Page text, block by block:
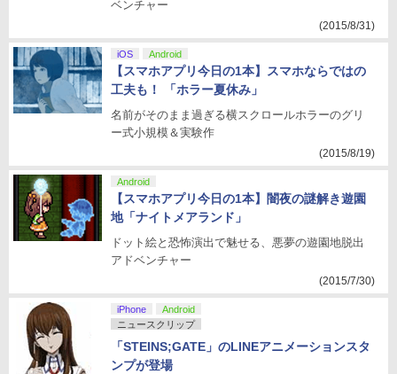
ベンチャー
(2015/8/31)
iOS Android
【スマホアプリ今日の1本】スマホならではの
工夫も！ 「ホラー夏休み」
名前がそのまま過ぎる横スクロールホラーのグリ
ー式小規模＆実験作
(2015/8/19)
Android
【スマホアプリ今日の1本】闇夜の謎解き遊園
地「ナイトメアランド」
ドット絵と恐怖演出で魅せる、悪夢の遊園地脱出
アドベンチャー
(2015/7/30)
iPhone
Android
ニュースクリップ
「STEINS;GATE」のLINEアニメーションスタ
ンプが登場